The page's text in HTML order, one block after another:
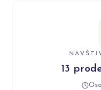
13